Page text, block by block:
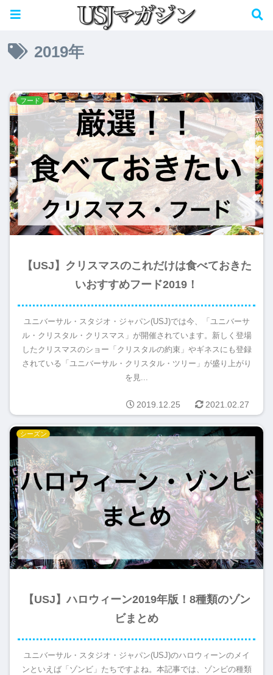
パークで使用できる決済はこちら→
2019年
フード
【USJ】クリスマスのこれだけは食べておきた
いおすすめフード2019！
ユニバーサル・スタジオ・ジャパン(USJ)では今、「ユニバーサ
ル・クリスタル・クリスマス」が開催されています。新しく登場
したクリスマスのショー「クリスタルの約束」やギネスにも登録
されている「ユニバーサル・クリスタル・ツリー」が盛り上がり
を見...
2019.12.25 2021.02.27
シーズン
【USJ】ハロウィーン2019年版！8種類のゾン
ビまとめ
ユニバーサル・スタジオ・ジャパン(USJ)のハロウィーンのメイ
ンといえば「ゾンビ」たちですよね。本記事では、ゾンビの種類